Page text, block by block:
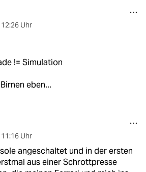
12:26 Uhr
!= Simulation
eben...
11:16 Uhr
angeschaltet und in der ersten
aus einer Schrottpresse